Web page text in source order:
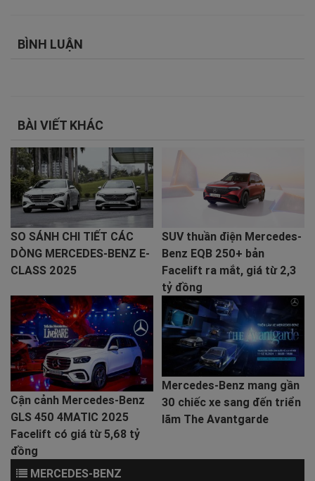
BÌNH LUẬN
BÀI VIẾT KHÁC
SO SÁNH CHI TIẾT CÁC
DÒNG MERCEDES-BENZ E-
CLASS 2025
SUV thuần điện Mercedes-
Benz EQB 250+ bản
Facelift ra mắt, giá từ 2,3
tỷ đồng
Cận cảnh Mercedes-Benz
GLS 450 4MATIC 2025
Facelift có giá từ 5,68 tỷ
đồng
Mercedes-Benz mang gần
30 chiếc xe sang đến triển
lãm The Avantgarde
MERCEDES-BENZ